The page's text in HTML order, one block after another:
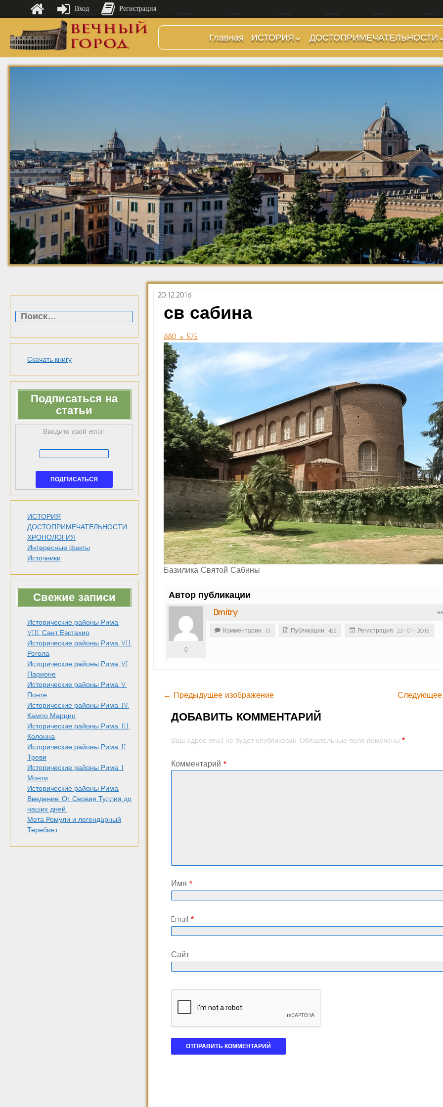
Главная
ИСТОРИЯ
Предыстория
Царский период
Империя. Принципат
(27 г до н.э. — 284 г
н.э.)
Империя. Доминат
(284-476 гг)
Темные Века. Готы
Темные Века.
Экзархат
Средневековье
Возрождение и
Барокко
ДОСТОПРИМЕЧАТЕЛЬНОСТИ
Холмы и остров.
Районы
Стадионы, Термы
Дохристианские
храмы
Христианские храмы,
базилики etc.
Дворцы
Арки, колонны и
обелиски
Фонтаны
Скачать книгу
Подписаться на
статьи
Введите свой email:
ИСТОРИЯ
ДОСТОПРИМЕЧАТЕЛЬНОСТИ
ХРОНОЛОГИЯ
Интересные факты
Источники
Свежие записи
Исторические районы Рима.
VIII. Сант Евстахио
Исторические районы Рима. VII.
Регола
Исторические районы Рима. VI.
Парионе
Исторические районы Рима. V.
Понте
Исторические районы Рима. IV.
Кампо Марцио
Исторические районы Рима. III.
Колонна
Исторические районы Рима. II
Треви
Исторические районы Рима. I
Монти.
Исторические районы Рима.
Введение. От Сервия Туллия до
наших дней.
Мета Ромули и легендарный
Теребинт
20.12.2016
св сабина
880 × 575
Базилика Святой Сабины
Автор публикации
Dmitry
0
Комментарии: 15 Публикации: 432 Регистрация: 23-01-2016
← Предыдущее изображение Следующее
ДОБАВИТЬ КОММЕНТАРИЙ
Ваш адрес email не будет опубликован. Обязательные поля помечены*
Комментарий*
Имя*
Email*
Сайт
Вход Регистрация